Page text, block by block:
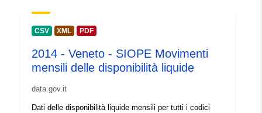
CSV XML PDF
2014 - Veneto - SIOPE Movimenti
mensili delle disponibilità liquide
data.gov.it
Dati delle disponibilità liquide mensili per tutti i codici